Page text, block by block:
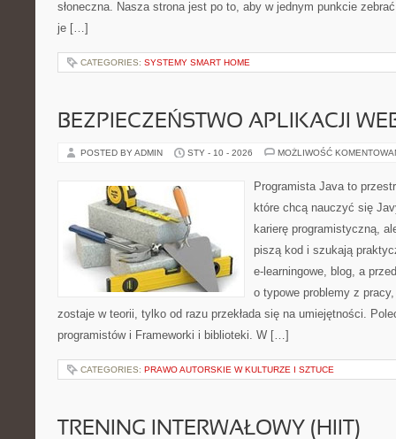
słoneczna. Nasza strona jest po to, aby w jednym punkcie
je […]
CATEGORIES: SYSTEMY SMART HOME
BEZPIECZEŃSTWO APLIKACJI
POSTED BY ADMIN STY - 10 - 2026 MOŻLIWOŚĆ
Programista Java to
które chcą nauczyć się
karierę programistyczną,
piszą kod i szukają
e-learningowe, blog, a
o typowe problemy z
zostaje w teorii, tylko od razu przekłada się na umiejętności.
programistów i Frameworki i biblioteki. W […]
CATEGORIES: PRAWO AUTORSKIE W KULTURZE I SZTUCE
TRENING INTERWAŁOWY (HIIT)